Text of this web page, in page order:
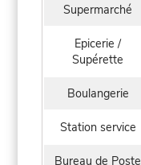
Supermarché
Epicerie /
Supérette
Boulangerie
Station service
Bureau de Poste